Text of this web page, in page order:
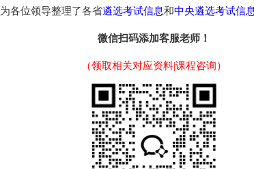
为各位领导整理了各省遴选考试信息和中央遴选考试信息
微信扫码添加客服老师！
（领取相关对应资料|课程咨询）